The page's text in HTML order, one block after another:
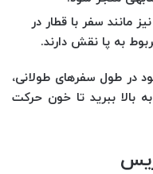
مانند سفر با قطار در
به پا نقش دارند.
در طول سفرهای طولانی،
بالا ببرید تا خون حرکت